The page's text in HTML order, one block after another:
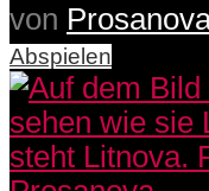
von
Abspielen